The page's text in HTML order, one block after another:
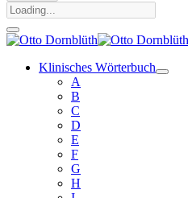
Klinisches Wörterbuch
A
B
C
D
E
F
G
H